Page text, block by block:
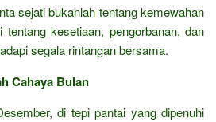
sejati bukanlah tentang kemewahan
kesetiaan, pengorbanan, dan
segala rintangan bersama.
Cahaya Bulan
di tepi pantai yang dipenuhi